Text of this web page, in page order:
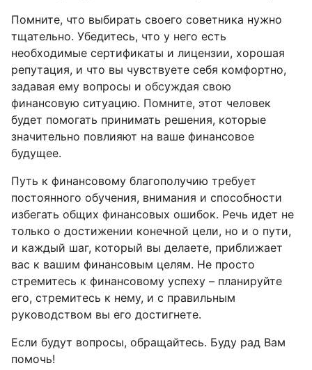
Помните, что выбирать своего советника нужно
тщательно. Убедитесь, что у него есть
необходимые сертификаты и лицензии, хорошая
репутация, и что вы чувствуете себя комфортно,
задавая ему вопросы и обсуждая свою
финансовую ситуацию. Помните, этот человек
будет помогать принимать решения, которые
значительно повлияют на ваше финансовое
будущее.
Путь к финансовому благополучию требует
постоянного обучения, внимания и способности
избегать общих финансовых ошибок. Речь идет не
только о достижении конечной цели, но и о пути,
и каждый шаг, который вы делаете, приближает
вас к вашим финансовым целям. Не просто
стремитесь к финансовому успеху – планируйте
его, стремитесь к нему, и с правильным
руководством вы его достигнете.
Если будут вопросы, обращайтесь. Буду рад Вам
помочь!